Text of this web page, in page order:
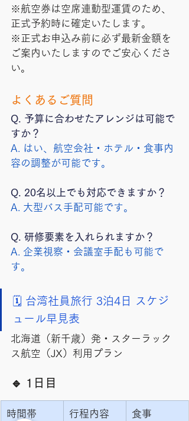
※航空券は空席連動型運賃のため、
正式予約時に確定いたします。
※正式お申込み前に必ず最新金額を
ご案内いたしますのでご安心くださ
い。
よくあるご質問
Q. 予算に合わせたアレンジは可能で
すか？
A. はい、航空会社・ホテル・食事内
容の調整が可能です。
Q. 20名以上でも対応できますか？
A. 大型バス手配可能です。
Q. 研修要素を入れられますか？
A. 企業視察・会議室手配も可能で
す。
🗓️ 台湾社員旅行 3泊4日 スケジ
ュール早見表
北海道（新千歳）発・スターラック
ス航空（JX）利用プラン
🔹 1日目
時間帯 行程内容 食事